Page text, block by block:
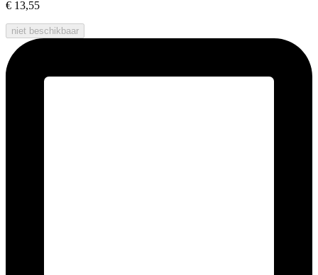
€ 13,55
niet beschikbaar